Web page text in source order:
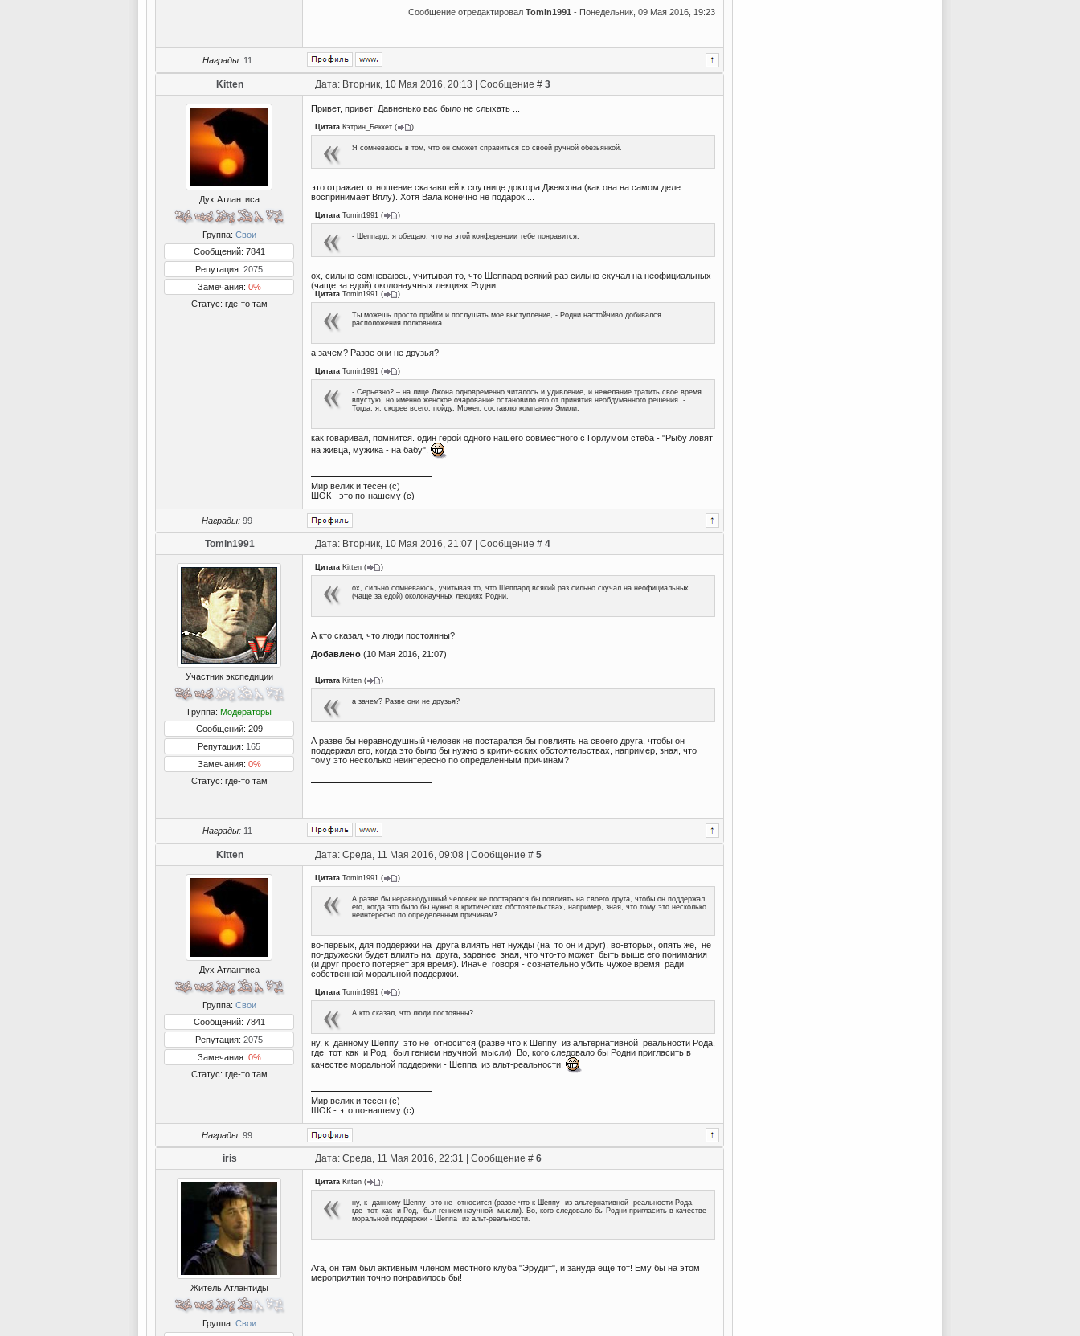
Сообщение отредактировал Tomin1991 - Понедельник, 09 Мая 2016, 19:23
Награды: 11
Kitten Дата: Вторник, 10 Мая 2016, 20:13 | Сообщение # 3
Дух Атлантиса
Группа: Свои
Сообщений: 7841
Репутация: 2075
Замечания: 0%
Статус: где-то там
Привет, привет! Давненько вас было не слыхать ...
Цитата Кэтрин_Беккет ( )
Я сомневаюсь в том, что он сможет справиться со своей ручной обезьянкой.
это отражает отношение сказавшей к спутнице доктора Джексона (как она на самом деле
воспринимает Вплу). Хотя Вала конечно не подарок....
Цитата Tomin1991 ( )
- Шеппард, я обещаю, что на этой конференции тебе понравится.
ох, сильно сомневаюсь, учитывая то, что Шеппард всякий раз сильно скучал на неофициальных
(чаще за едой) околонаучных лекциях Родни.
Цитата Tomin1991 ( )
Ты можешь просто прийти и послушать мое выступление, - Родни настойчиво добивался
расположения полковника.
а зачем? Разве они не друзья?
Цитата Tomin1991 ( )
- Серьезно? – на лице Джона одновременно читалось и удивление, и нежелание тратить свое время
впустую, но именно женское очарование остановило его от принятия необдуманного решения. -
Тогда, я, скорее всего, пойду. Может, составлю компанию Эмили.
как говаривал, помнится. один герой одного нашего совместного с Горлумом стеба - "Рыбу ловят
на живца, мужика - на бабу".
Мир велик и тесен (с)
ШОК - это по-нашему (с)
Награды: 99
Tomin1991 Дата: Вторник, 10 Мая 2016, 21:07 | Сообщение # 4
Участник экспедиции
Группа: Модераторы
Сообщений: 209
Репутация: 165
Замечания: 0%
Статус: где-то там
Цитата Kitten ( )
ох, сильно сомневаюсь, учитывая то, что Шеппард всякий раз сильно скучал на неофициальных
(чаще за едой) околонаучных лекциях Родни.
А кто сказал, что люди постоянны?
Добавлено (10 Мая 2016, 21:07)
---------------------------------------------
Цитата Kitten ( )
а зачем? Разве они не друзья?
А разве бы неравнодушный человек не постарался бы повлиять на своего друга, чтобы он
поддержал его, когда это было бы нужно в критических обстоятельствах, например, зная, что
тому это несколько неинтересно по определенным причинам?
Награды: 11
Kitten Дата: Среда, 11 Мая 2016, 09:08 | Сообщение # 5
Дух Атлантиса
Группа: Свои
Сообщений: 7841
Репутация: 2075
Замечания: 0%
Статус: где-то там
Цитата Tomin1991 ( )
А разве бы неравнодушный человек не постарался бы повлиять на своего друга, чтобы он поддержал
его, когда это было бы нужно в критических обстоятельствах, например, зная, что тому это несколько
неинтересно по определенным причинам?
во-первых, для поддержки на друга влиять нет нужды (на то он и друг), во-вторых, опять же, не
по-дружески будет влиять на друга, заранее зная, что что-то может быть выше его понимания
(и друг просто потеряет зря время). Иначе говоря - сознательно убить чужое время ради
собственной моральной поддержки.
Цитата Tomin1991 ( )
А кто сказал, что люди постоянны?
ну, к данному Шеппу это не относится (разве что к Шеппу из альтернативной реальности Рода,
где тот, как и Род, был гением научной мысли). Во, кого следовало бы Родни пригласить в
качестве моральной поддержки - Шеппа из альт-реальности.
Мир велик и тесен (с)
ШОК - это по-нашему (с)
Награды: 99
iris Дата: Среда, 11 Мая 2016, 22:31 | Сообщение # 6
Житель Атлантиды
Группа: Свои
Цитата Kitten ( )
ну, к данному Шеппу это не относится (разве что к Шеппу из альтернативной реальности Рода,
где тот, как и Род, был гением научной мысли). Во, кого следовало бы Родни пригласить в качестве
моральной поддержки - Шеппа из альт-реальности.
Ага, он там был активным членом местного клуба "Эрудит", и зануда еще тот! Ему бы на этом
мероприятии точно понравилось бы!